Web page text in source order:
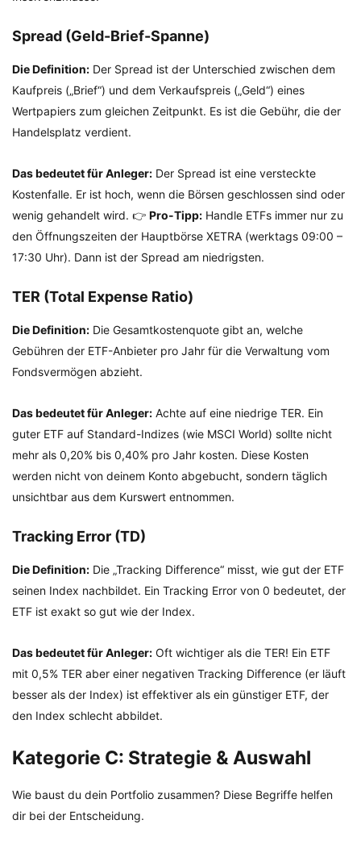
Spread (Geld-Brief-Spanne)
Die Definition: Der Spread ist der Unterschied zwischen dem
Kaufpreis („Brief“) und dem Verkaufspreis („Geld“) eines
Wertpapiers zum gleichen Zeitpunkt. Es ist die Gebühr, die der
Handelsplatz verdient.
Das bedeutet für Anleger: Der Spread ist eine versteckte
Kostenfalle. Er ist hoch, wenn die Börsen geschlossen sind oder
wenig gehandelt wird. 👉 Pro-Tipp: Handle ETFs immer nur zu
den Öffnungszeiten der Hauptbörse XETRA (werktags 09:00 –
17:30 Uhr). Dann ist der Spread am niedrigsten.
TER (Total Expense Ratio)
Die Definition: Die Gesamtkostenquote gibt an, welche
Gebühren der ETF-Anbieter pro Jahr für die Verwaltung vom
Fondsvermögen abzieht.
Das bedeutet für Anleger: Achte auf eine niedrige TER. Ein
guter ETF auf Standard-Indizes (wie MSCI World) sollte nicht
mehr als 0,20% bis 0,40% pro Jahr kosten. Diese Kosten
werden nicht von deinem Konto abgebucht, sondern täglich
unsichtbar aus dem Kurswert entnommen.
Tracking Error (TD)
Die Definition: Die „Tracking Difference“ misst, wie gut der ETF
seinen Index nachbildet. Ein Tracking Error von 0 bedeutet, der
ETF ist exakt so gut wie der Index.
Das bedeutet für Anleger: Oft wichtiger als die TER! Ein ETF
mit 0,5% TER aber einer negativen Tracking Difference (er läuft
besser als der Index) ist effektiver als ein günstiger ETF, der
den Index schlecht abbildet.
Kategorie C: Strategie & Auswahl
Wie baust du dein Portfolio zusammen? Diese Begriffe helfen
dir bei der Entscheidung.